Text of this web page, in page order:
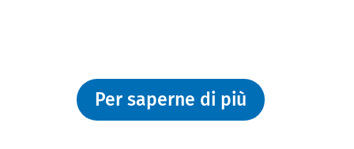
Per saperne di più